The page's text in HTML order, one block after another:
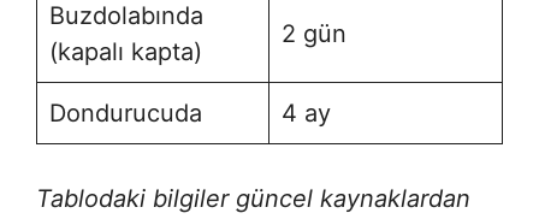
Buzdolabında
(kapalı kapta)
2 gün
Dondurucuda 4 ay
Tablodaki bilgiler güncel kaynaklardan